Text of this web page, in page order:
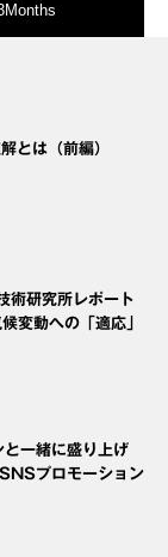
とは（前編）
研究所レポート
変動への「適応」
一緒に盛り上げ
プロモーション